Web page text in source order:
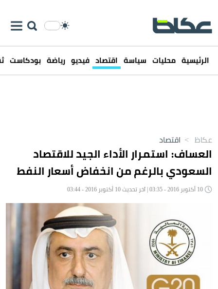
الرئيسية محليات سياسة اقتصاد فيديو رياضة بودكاست
عكاظ > اقتصاد
العساف: استمرار الأداء الجيد للاقتصاد
السعودي بالرغم من انخفاض أسعار النفط